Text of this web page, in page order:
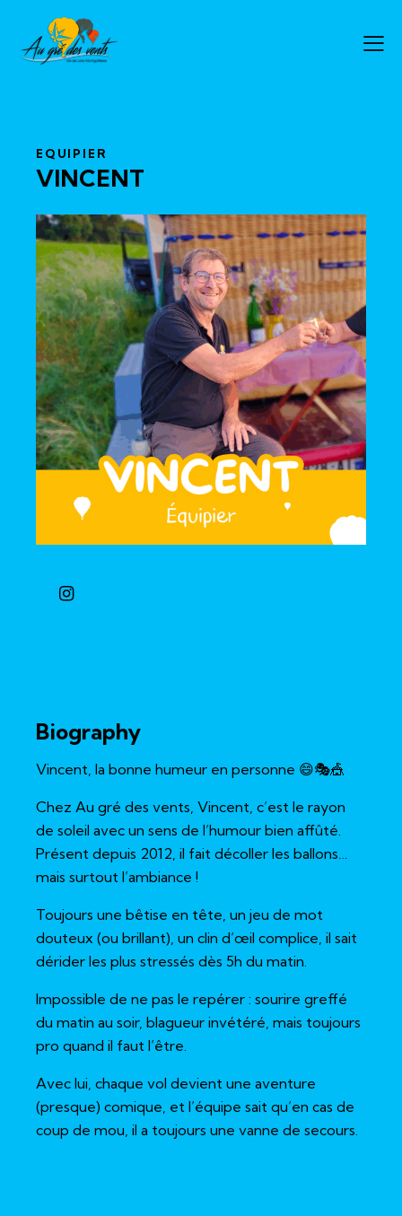
EQUIPIER
VINCENT
Biography
Vincent, la bonne humeur en personne 😄🎭🎪
Chez Au gré des vents, Vincent, c’est le rayon
de soleil avec un sens de l’humour bien affûté.
Présent depuis 2012, il fait décoller les ballons…
mais surtout l’ambiance !
Toujours une bêtise en tête, un jeu de mot
douteux (ou brillant), un clin d’œil complice, il sait
dérider les plus stressés dès 5h du matin.
Impossible de ne pas le repérer : sourire greffé
du matin au soir, blagueur invétéré, mais toujours
pro quand il faut l’être.
Avec lui, chaque vol devient une aventure
(presque) comique, et l’équipe sait qu’en cas de
coup de mou, il a toujours une vanne de secours.